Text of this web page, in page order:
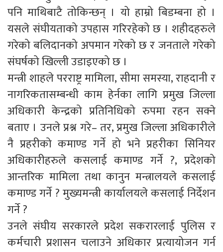
पनि माथिबाटै तोकिन्छन् । यो हाम्रो बिडम्बना हो ।
यसले संघीयताको उपहास गरिरहेको छ । शहीदहरुले
गरेको बलिदानको अपमान गरेको छ र जनताले गरेको
संघर्षको खिल्ली उडाइएको छ ।
मन्त्री शाहले परराष्ट्र मामिला, सीमा समस्या, राहदानी र
नागरिकतासम्बन्धी काम हेर्नका लागि प्रमुख जिल्ला
अधिकारी केन्द्रको प्रतिनिधिको रुपमा रहन सक्ने
बताए । उनले प्रश्न गरे– तर, प्रमुख जिल्ला अधिकारीले
नै प्रहरीको कमाण्ड गर्ने हो भने प्रहरीका सिनियर
अधिकारीहरुले कसलाई कमाण्ड गर्ने ?, प्रदेशको
आन्तरिक मामिला तथा कानुन मन्त्रालयले कसलाई
कमाण्ड गर्ने ? मुख्यमन्त्री कार्यालयले कसलाई निर्देशन
गर्ने ?
उनले संघीय सरकारले प्रदेश सकरारलाई पुलिस र
कर्मचारी प्रशासन चलाउने अधिकार प्रत्यायोजन गर्न